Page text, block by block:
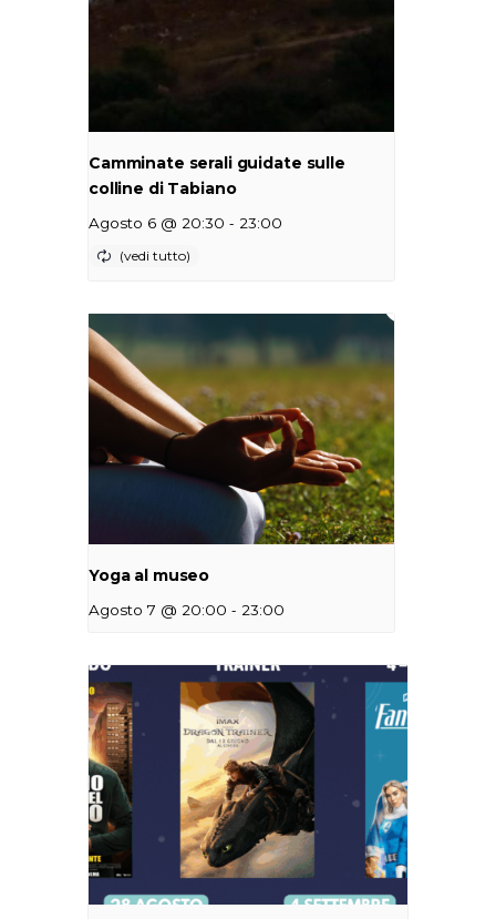
Camminate serali guidate sulle
colline di Tabiano
Agosto 6 @ 20:30 - 23:00
Yoga al museo
Agosto 7 @ 20:00 - 23:00